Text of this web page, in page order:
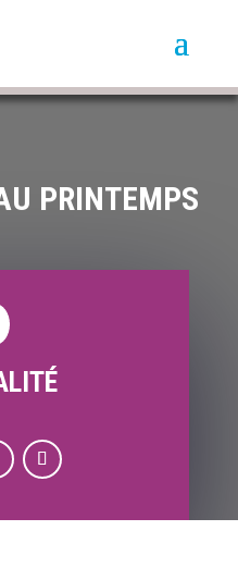
PRINTEMPS